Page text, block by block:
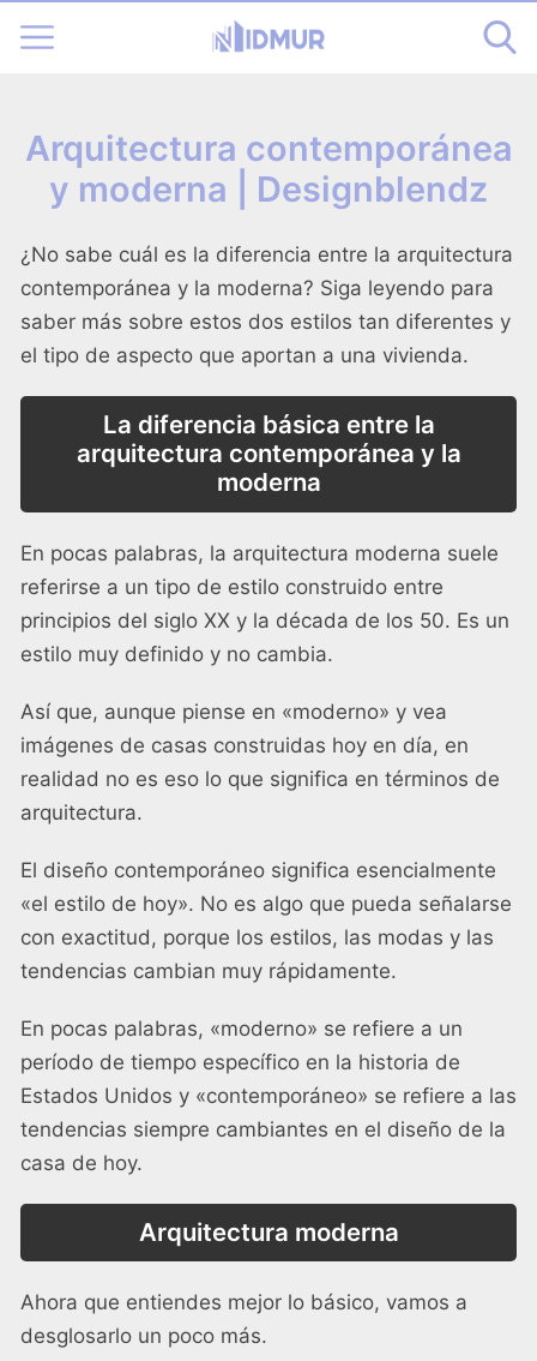
Arquitectura contemporánea
y moderna | Designblendz
¿No sabe cuál es la diferencia entre la arquitectura
contemporánea y la moderna? Siga leyendo para
saber más sobre estos dos estilos tan diferentes y
el tipo de aspecto que aportan a una vivienda.
La diferencia básica entre la
arquitectura contemporánea y la
moderna
En pocas palabras, la arquitectura moderna suele
referirse a un tipo de estilo construido entre
principios del siglo XX y la década de los 50. Es un
estilo muy definido y no cambia.
Así que, aunque piense en «moderno» y vea
imágenes de casas construidas hoy en día, en
realidad no es eso lo que significa en términos de
arquitectura.
El diseño contemporáneo significa esencialmente
«el estilo de hoy». No es algo que pueda señalarse
con exactitud, porque los estilos, las modas y las
tendencias cambian muy rápidamente.
En pocas palabras, «moderno» se refiere a un
período de tiempo específico en la historia de
Estados Unidos y «contemporáneo» se refiere a las
tendencias siempre cambiantes en el diseño de la
casa de hoy.
Arquitectura moderna
Ahora que entiendes mejor lo básico, vamos a
desglosarlo un poco más.